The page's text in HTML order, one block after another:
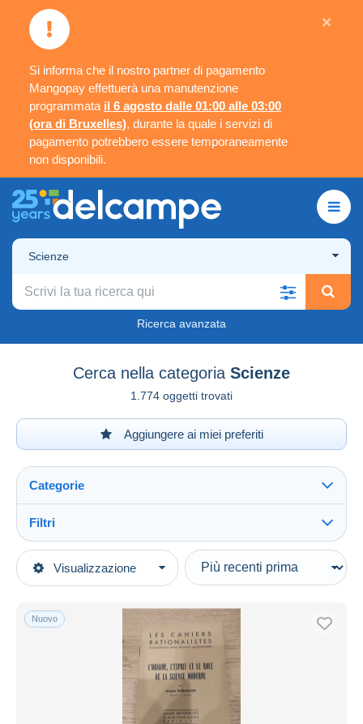
Si informa che il nostro partner di pagamento
Mangopay effettuerà una manutenzione
programmata il 6 agosto dalle 01:00 alle 03:00
(ora di Bruxelles), durante la quale i servizi di
pagamento potrebbero essere temporaneamente
non disponibili.
×
Scienze
Ricerca avanzata
Cerca nella categoria Scienze
1.774 oggetti trovati
Aggiungere ai miei preferiti
Visualizzazione
Categorie
Categorie principali
Francese
Filtri
Tipo di vendita
In corso
Prezzo fisso
Aste senza offerte
Casa d'aste
Nuovo